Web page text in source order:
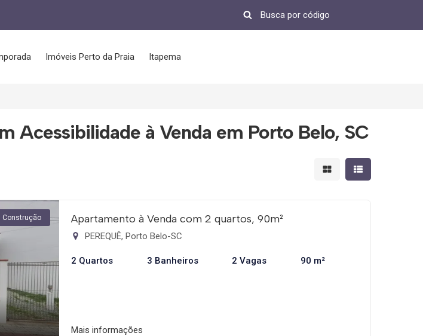
Imóveis Perto da Praia Itapema
Acessibilidade à Venda em Porto Belo, SC
Mostrar resultados em
Mostrar
Construção Apartamento à Venda com 2 quartos, 90m²
PEREQUÊ, Porto Belo-SC
2 Quartos 3 Banheiros 2 Vagas 90 m²
Mais informações